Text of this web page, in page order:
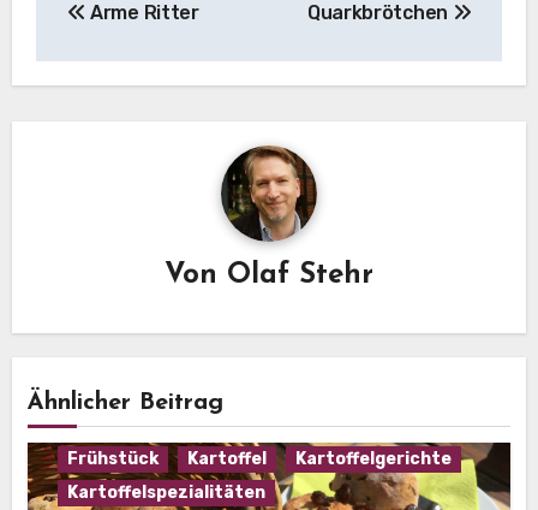
Arme Ritter Quarkbrötchen
Von Olaf Stehr
Ähnlicher Beitrag
Backrezepte:Brötchen
Beilagen
Frühstück
Kartoffel
Kartoffelgerichte
Kartoffelspezialitäten